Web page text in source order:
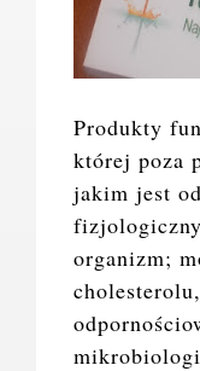
Produkty
której poza
jakim jest
organizm;